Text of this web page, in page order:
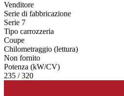
Venditore
Serie di fabbricazione
Serie 7
Tipo carrozzeria
Coupe
Chilometraggio (lettura)
Non fornito
Potenza (kW/CV)
235 / 320